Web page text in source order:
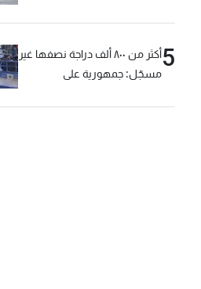
5
أكثر من ٨٠٠ ألف دراجة نصفها غير
مسجّل: جمهورية على